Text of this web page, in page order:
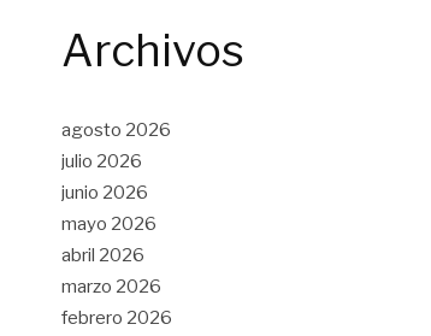
Archivos
agosto 2026
julio 2026
junio 2026
mayo 2026
abril 2026
marzo 2026
febrero 2026